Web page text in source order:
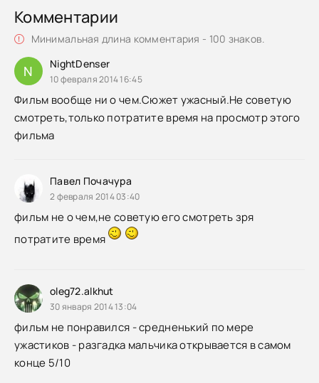
Комментарии
Минимальная длина комментария - 100 знаков.
N NightDenser
10 февраля 2014 16:45
Фильм вообще ни о чем.Сюжет ужасный.Не советую
смотреть,только потратите время на просмотр этого
фильма
Павел Почачура
2 февраля 2014 03:40
фильм не о чем,не советую его смотреть зря
потратите время
oleg72.alkhut
30 января 2014 13:04
фильм не понравился - средненький по мере
ужастиков - разгадка мальчика открывается в самом
конце 5/10